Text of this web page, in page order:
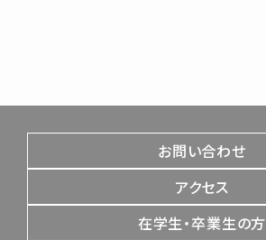
お問い合わせ
アクセス
在学生・卒業生の方